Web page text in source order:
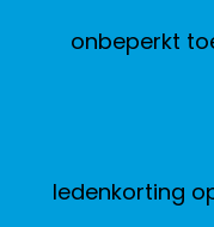
onbeperkt
ledenkorting